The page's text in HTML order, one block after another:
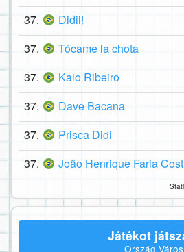
37. Didii!
37. Tócame la chota
37. Kaio Ribeiro
37. Dave Bacana
37. Prisca Didi
37. João Henrique Faria
Játékot
Ország Város